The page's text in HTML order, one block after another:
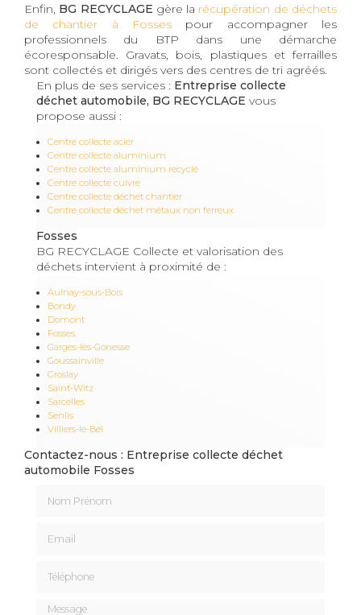
Enfin, BG RECYCLAGE gère la récupération de déchets
de chantier à Fosses pour accompagner les
professionnels du BTP dans une démarche
écoresponsable. Gravats, bois, plastiques et ferrailles
sont collectés et dirigés vers des centres de tri agréés.
En plus de ses services : Entreprise collecte
déchet automobile, BG RECYCLAGE vous
propose aussi :
Centre collecte acier
Centre collecte aluminium
Centre collecte aluminium recyclé
Centre collecte cuivre
Centre collecte déchet chantier
Centre collecte déchet métaux non ferreux
Fosses
BG RECYCLAGE Collecte et valorisation des
déchets intervient à proximité de :
Aulnay-sous-Bois
Bondy
Domont
Fosses
Garges-lès-Gonesse
Goussainville
Groslay
Saint-Witz
Sarcelles
Senlis
Villiers-le-Bel
Contactez-nous : Entreprise collecte déchet
automobile Fosses
Message